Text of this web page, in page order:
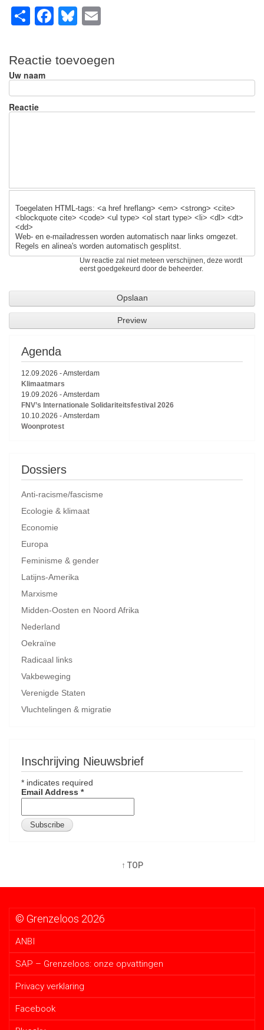
S
ar
e
F
c
e
b
o
Bl
e
sk
y
ail
Reactie toevoegen
Uw naam
Reactie
Toegelaten HTML-tags: <a href hreflang> <em> <strong> <cite>
<blockquote cite> <code> <ul type> <ol start type> <li> <dl> <dt>
<dd>
Web- en e-mailadressen worden automatisch naar links omgezet.
Regels en alinea's worden automatisch gesplitst.
Uw reactie zal niet meteen verschijnen, deze wordt
eerst goedgekeurd door de beheerder.
Agenda
12.09.2026 -Amsterdam
Klimaatmars
19.09.2026 -Amsterdam
FNV’s Internationale Solidariteitsfestival 2026
10.10.2026 -Amsterdam
Woonprotest
Dossiers
Anti-racisme/fascisme
Ecologie & klimaat
Economie
Europa
Feminisme & gender
Latijns-Amerika
Marxisme
Midden-Oosten en Noord Afrika
Nederland
Oekraïne
Radicaal links
Vakbeweging
Verenigde Staten
Vluchtelingen & migratie
Inschrijving Nieuwsbrief
* indicates required
Email Address *
↑ TOP
© Grenzeloos 2026
ANBI
SAP – Grenzeloos: onze opvattingen
Privacy verklaring
Facebook